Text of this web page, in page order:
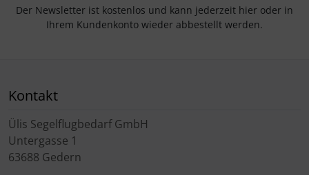
Der Newsletter ist kostenlos und kann jederzeit hier oder in
Ihrem Kundenkonto wieder abbestellt werden.
Kontakt
Ülis Segelflugbedarf GmbH
Untergasse 1
63688 Gedern